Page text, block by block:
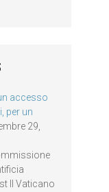
accesso
per un
29,
Il Vaticano